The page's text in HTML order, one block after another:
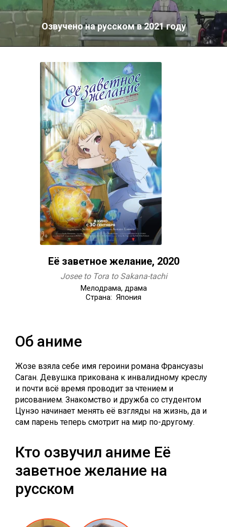
Озвучено на русском в 2021 году
Её заветное желание, 2020
Josee to Tora to Sakana-tachi
Мелодрама, драма
Страна: Япония
Об аниме
Жозе взяла себе имя героини романа Франсуазы
Саган. Девушка прикована к инвалидному креслу
и почти всё время проводит за чтением и
рисованием. Знакомство и дружба со студентом
Цунэо начинает менять её взгляды на жизнь, да и
сам парень теперь смотрит на мир по-другому.
Кто озвучил аниме Её
заветное желание на
русском